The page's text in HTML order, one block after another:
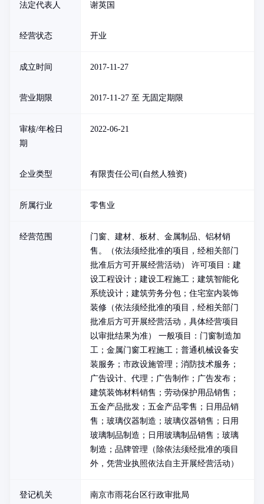
法定代表人 谢英国
经营状态 开业
成立时间 2017-11-27
营业期限 2017-11-27 至 无固定期限
审核/年检日
期
2022-06-21
企业类型 有限责任公司(自然人独资)
所属行业 零售业
经营范围
门窗、建材、板材、金属制品、铝材销
售。（依法须经批准的项目，经相关部门
批准后方可开展经营活动） 许可项目：建
设工程设计；建设工程施工；建筑智能化
系统设计；建筑劳务分包；住宅室内装饰
装修（依法须经批准的项目，经相关部门
批准后方可开展经营活动，具体经营项目
以审批结果为准） 一般项目：门窗制造加
工；金属门窗工程施工；普通机械设备安
装服务；市政设施管理；消防技术服务；
广告设计、代理；广告制作；广告发布；
建筑装饰材料销售；劳动保护用品销售；
五金产品批发；五金产品零售；日用品销
售；玻璃仪器制造；玻璃仪器销售；日用
玻璃制品制造；日用玻璃制品销售；玻璃
制造；品牌管理（除依法须经批准的项目
外，凭营业执照依法自主开展经营活动）
登记机关 南京市雨花台区行政审批局